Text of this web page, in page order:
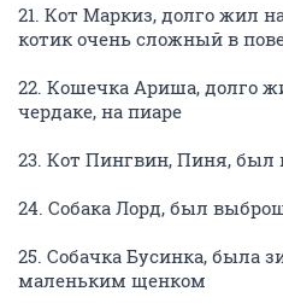
21. Кот Маркиз, долго жил
котик очень сложный в
22. Кошечка Ариша, долго
чердаке, на пиаре
23. Кот Пингвин, Пиня, был
24. Собака Лорд, был
25. Собачка Бусинка, была
маленьким щенком